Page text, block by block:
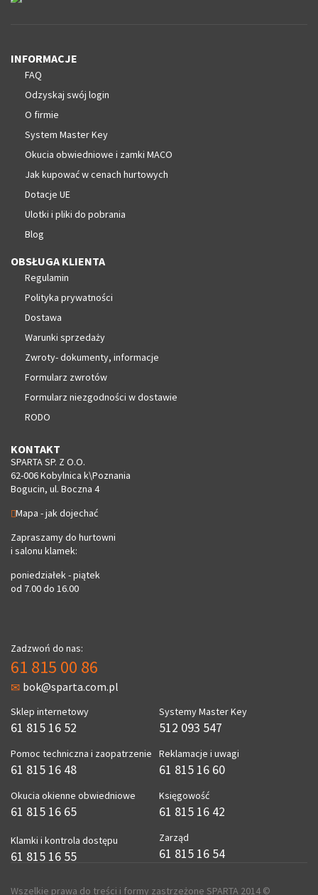
INFORMACJE
FAQ
Odzyskaj swój login
O firmie
System Master Key
Okucia obwiedniowe i zamki MACO
Jak kupować w cenach hurtowych
Dotacje UE
Ulotki i pliki do pobrania
Blog
OBSŁUGA KLIENTA
Regulamin
Polityka prywatności
Dostawa
Warunki sprzedaży
Zwroty- dokumenty, informacje
Formularz zwrotów
Formularz niezgodności w dostawie
RODO
KONTAKT
SPARTA SP. Z O.O.
62-006 Kobylnica k\Poznania
Bogucin, ul. Boczna 4
Mapa - jak dojechać
Zapraszamy do hurtowni
i salonu klamek:
poniedziałek - piątek
od 7.00 do 16.00
Zadzwoń do nas:
61 815 00 86
bok@sparta.com.pl
Sklep internetowy
61 815 16 52
Pomoc techniczna i zaopatrzenie
61 815 16 48
Okucia okienne obwiedniowe
61 815 16 65
Klamki i kontrola dostępu
61 815 16 55
Systemy Master Key
512 093 547
Reklamacje i uwagi
61 815 16 60
Księgowość
61 815 16 42
Zarząd
61 815 16 54
Wszelkie prawa do treści i formy zastrzeżone SPARTA 2014 ©